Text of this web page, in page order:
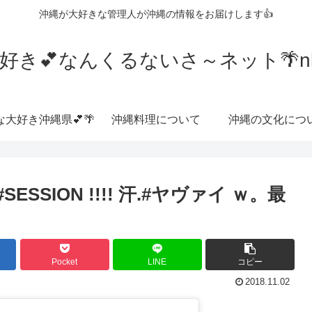
沖縄が大好きな管理人が沖縄の情報をお届けします👍
き💕なんくるないさ～ネット
大好き沖縄県💕🌴 沖縄料理について 沖縄の文化につ
!!!! 汗.#ヤヴァイ ｗ。最
Pocket LINE コピー
2018.11.02